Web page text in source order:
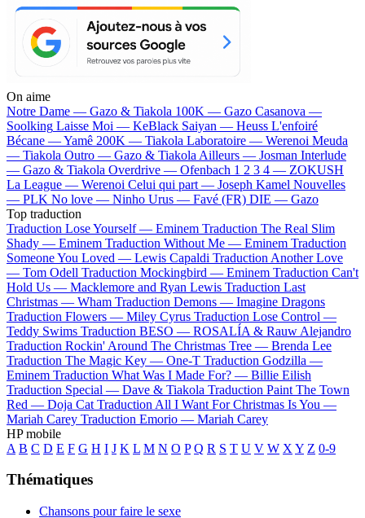
On aime
Notre Dame — Gazo & Tiakola 100K — Gazo Casanova —
Soolking Laisse Moi — KeBlack Saiyan — Heuss L'enfoiré
Bécane —Yamê 200K — Tiakola Laboratoire — Werenoi Meuda
— Tiakola Outro — Gazo & Tiakola Ailleurs — Josman Interlude
— Gazo & Tiakola Overdrive — Ofenbach 1 2 3 4 — ZOKUSH
La League — Werenoi Celui qui part — Joseph Kamel Nouvelles
— PLK No love — Ninho Urus — Favé (FR) DIE — Gazo
Top traduction
Traduction Lose Yourself — Eminem Traduction The Real Slim
Shady — Eminem Traduction Without Me — Eminem Traduction
Someone You Loved — Lewis Capaldi Traduction Another Love
— Tom Odell Traduction Mockingbird — Eminem Traduction Can't
Hold Us — Macklemore and Ryan Lewis Traduction Last
Christmas — Wham Traduction Demons — Imagine Dragons
Traduction Flowers — Miley Cyrus Traduction Lose Control —
Teddy Swims Traduction BESO — ROSALÍA & Rauw Alejandro
Traduction Rockin' Around The Christmas Tree — Brenda Lee
Traduction The Magic Key — One-T Traduction Godzilla —
Eminem Traduction What Was I Made For? — Billie Eilish
Traduction Special — Dave & Tiakola Traduction Paint The Town
Red — Doja Cat Traduction All I Want For Christmas Is You —
Mariah Carey Traduction Emorio — Mariah Carey
HP mobile
A B C D E F G H I J K L M N O P Q R S T U V W X Y Z 0-9
Thématiques
Chansons pour faire le sexe